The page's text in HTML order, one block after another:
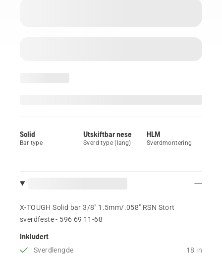
Solid
Bar type
Utskiftbar nese
Sverd type (lang)
HLM
Sverdmontering
X-TOUGH Solid bar 3/8" 1.5mm/.058" RSN Stort
sverdfeste - 596 69 11‑68
Inkludert
Sverdlengde
18 in